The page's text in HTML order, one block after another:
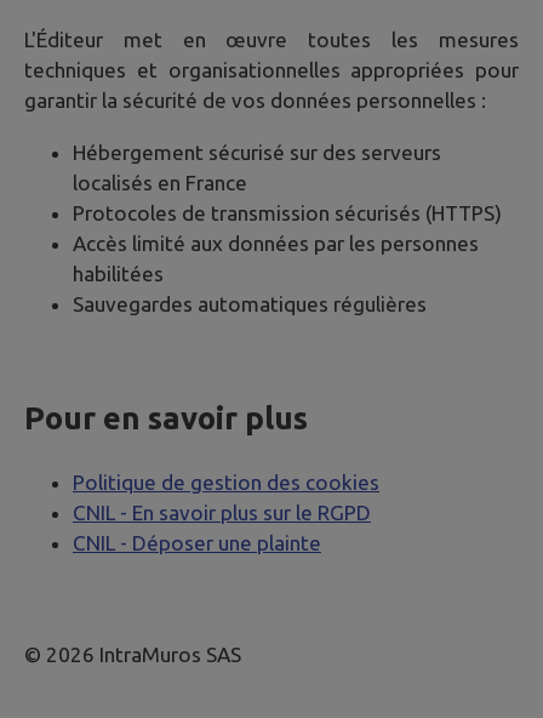
L'Éditeur met en œuvre toutes les mesures
techniques et organisationnelles appropriées pour
garantir la sécurité de vos données personnelles :
Hébergement sécurisé sur des serveurs
localisés en France
Protocoles de transmission sécurisés (HTTPS)
Accès limité aux données par les personnes
habilitées
Sauvegardes automatiques régulières
Pour en savoir plus
Politique de gestion des cookies
CNIL - En savoir plus sur le RGPD
CNIL - Déposer une plainte
© 2026 IntraMuros SAS